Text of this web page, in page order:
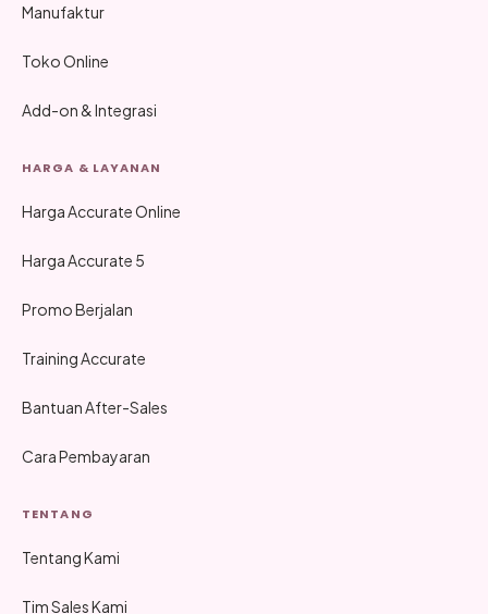
Manufaktur
Toko Online
Add-on & Integrasi
HARGA & LAYANAN
Harga Accurate Online
Harga Accurate 5
Promo Berjalan
Training Accurate
Bantuan After-Sales
Cara Pembayaran
TENTANG
Tentang Kami
Tim Sales Kami